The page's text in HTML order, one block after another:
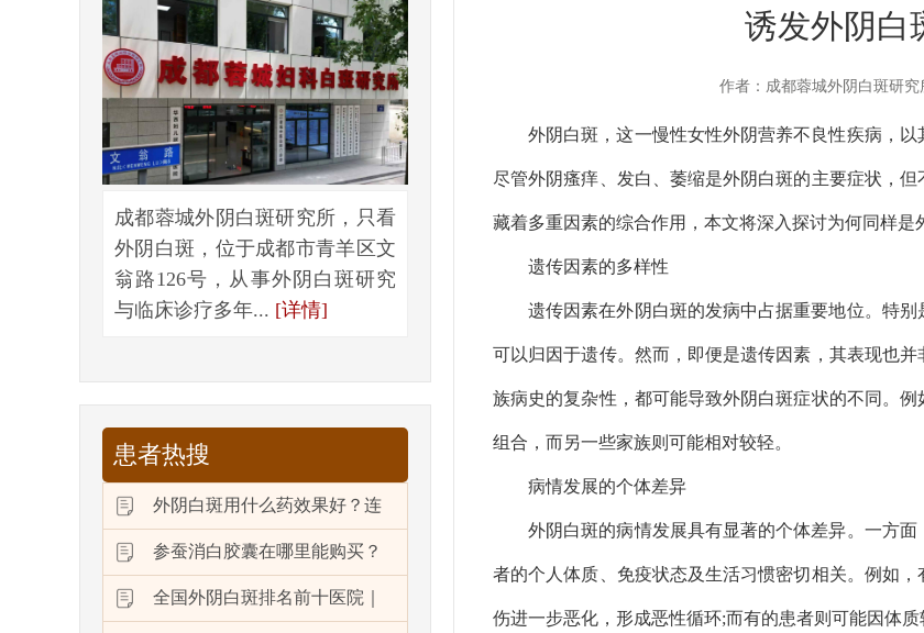
成都蓉城外阴白斑研究所，只看
外阴白斑，位于成都市青羊区文
翁路126号，从事外阴白斑研究
与临床诊疗多年... [详情]
患者热搜
外阴白斑用什么药效果好？连
参蚕消白胶囊在哪里能购买？
全国外阴白斑排名前十医院｜
诱发外阴白
作者：成都蓉城外阴白斑研究
外阴白斑，这一慢性女性外阴营养不良性疾病，
尽管外阴瘙痒、发白、萎缩是外阴白斑的主要症状，
藏着多重因素的综合作用，本文将深入探讨为何同样是
​遗传因素的多样性
遗传因素在外阴白斑的发病中占据重要地位。特
可以归因于遗传。然而，即便是遗传因素，其表现也
族病史的复杂性，都可能导致外阴白斑症状的不同。
组合，而另一些家族则可能相对较轻。
病情发展的个体差异
外阴白斑的病情发展具有显著的个体差异。一方
者的个人体质、免疫状态及生活习惯密切相关。例如
伤进一步恶化，形成恶性循环;而有的患者则可能因体